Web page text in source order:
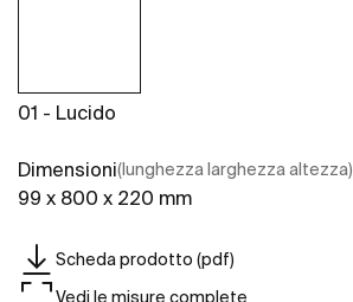
01 - Lucido
Dimensioni(lunghezza larghezza altezza)
99 x 800 x 220 mm
Scheda prodotto (pdf)
Vedi le misure complete